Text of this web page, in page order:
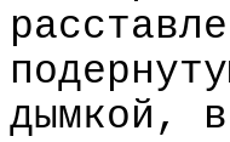
дымкой,